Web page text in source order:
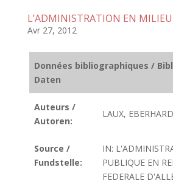
L’ADMINISTRATION EN
Avr 27, 2012
Données bibliographiques /
Daten
Auteurs /
Autoren:
LAUX,
Source /
Fundstelle:
IN:
PUBLIQUE EN
FEDERALE